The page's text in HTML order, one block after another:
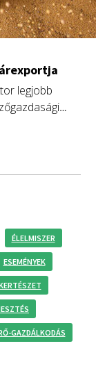
legjobb
ÉLELMISZER
ESEMÉNYEK
GAZDÁLKODÁS